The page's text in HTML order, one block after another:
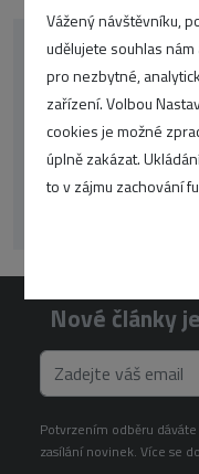
Vážený návštěvníku,
udělujete souhlas
pro nezbytné,
zařízení. Volbou
cookies je možné
úplně zakázat.
to v zájmu zachování
CSS google
překlady seo
wp
Nové články
Potvrzením odběru
zasílání novinek. Více se